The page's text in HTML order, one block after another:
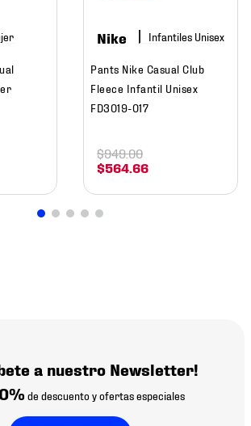
Nike
Pants Nike Casual Club
Fleece Infantil Unisex
FD3019-017
$564.66
$949.00
a nuestro Newsletter!
de descuento y ofertas especiales